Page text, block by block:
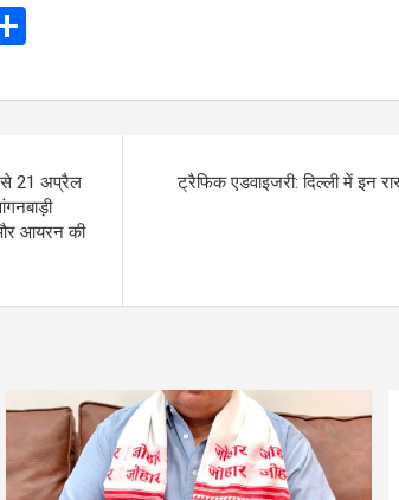
ar
से 21 अप्रैल
और आयरन की
ट्रैफिक एडवाइजरी: दिल्ली में इन